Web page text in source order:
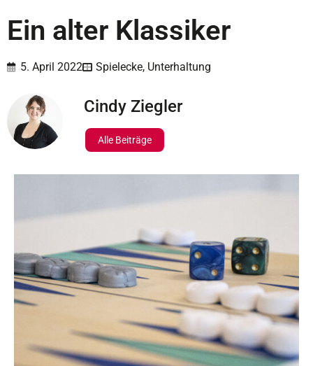
Ein alter Klassiker
5. April 2022 Spielecke, Unterhaltung
Cindy Ziegler
Alle Beiträge